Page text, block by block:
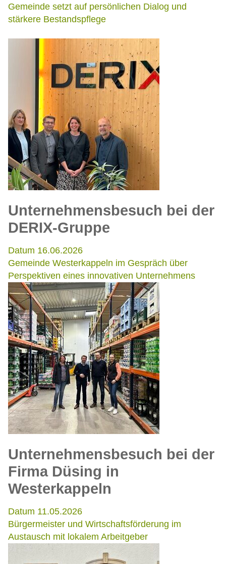
Gemeinde setzt auf persönlichen Dialog und
stärkere Bestandspflege
Unternehmensbesuch bei der
DERIX-Gruppe
Datum 16.06.2026
Gemeinde Westerkappeln im Gespräch über
Perspektiven eines innovativen Unternehmens
Unternehmensbesuch bei der
Firma Düsing in
Westerkappeln
Datum 11.05.2026
Bürgermeister und Wirtschaftsförderung im
Austausch mit lokalem Arbeitgeber